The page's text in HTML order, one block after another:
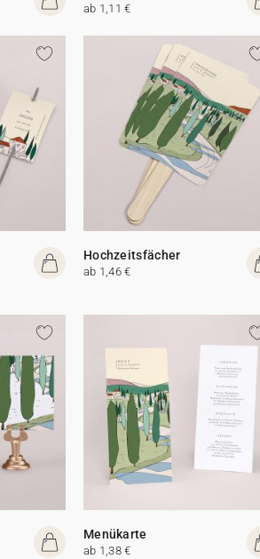
ab 1,11 €
Hochzeitsfächer
ab 1,46 €
Menükarte
ab 1,38 €